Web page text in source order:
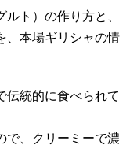
ト）の作り方と、
、本場ギリシャの情
伝統的に食べられて
で、クリーミーで濃